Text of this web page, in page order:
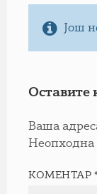
Још
Оставите
Ваша
Неопходна
КОМЕНТАР